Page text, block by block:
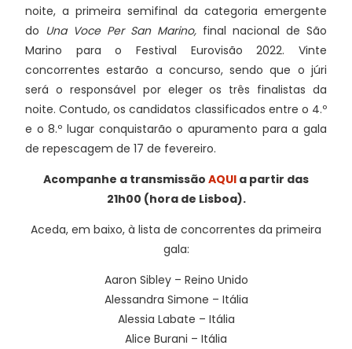
noite, a primeira semifinal da categoria emergente
do Una Voce Per San Marino, final nacional de São
Marino para o Festival Eurovisão 2022. Vinte
concorrentes estarão a concurso, sendo que o júri
será o responsável por eleger os três finalistas da
noite. Contudo, os candidatos classificados entre o 4.º
e o 8.º lugar conquistarão o apuramento para a gala
de repescagem de 17 de fevereiro.
Acompanhe a transmissão AQUI a partir das
21h00 (hora de Lisboa).
Aceda, em baixo, à lista de concorrentes da primeira
gala:
Aaron Sibley – Reino Unido
Alessandra Simone – Itália
Alessia Labate – Itália
Alice Burani – Itália